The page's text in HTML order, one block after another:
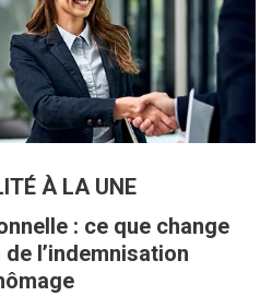
À LA UNE
: ce que change
l’indemnisation